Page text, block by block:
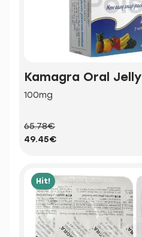
Kamagra Oral Jelly
100mg
65.78€
49.45€
Hit!